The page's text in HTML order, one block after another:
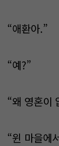
“애환아.”
“예?”
“왜 영혼이
“윈 마을에